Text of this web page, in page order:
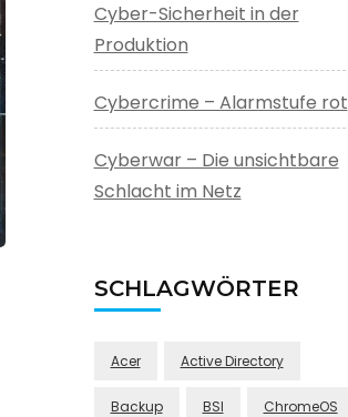
Cyber-Sicherheit in der
Produktion
Cybercrime – Alarmstufe rot
Cyberwar – Die unsichtbare
Schlacht im Netz
SCHLAGWÖRTER
Acer Active Directory
Backup BSI ChromeOS